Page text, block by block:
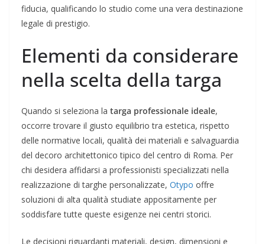
fiducia, qualificando lo studio come una vera destinazione
legale di prestigio.
Elementi da considerare
nella scelta della targa
Quando si seleziona la targa professionale ideale,
occorre trovare il giusto equilibrio tra estetica, rispetto
delle normative locali, qualità dei materiali e salvaguardia
del decoro architettonico tipico del centro di Roma. Per
chi desidera affidarsi a professionisti specializzati nella
realizzazione di targhe personalizzate, Otypo offre
soluzioni di alta qualità studiate appositamente per
soddisfare tutte queste esigenze nei centri storici.
Le decisioni riguardanti materiali, design, dimensioni e